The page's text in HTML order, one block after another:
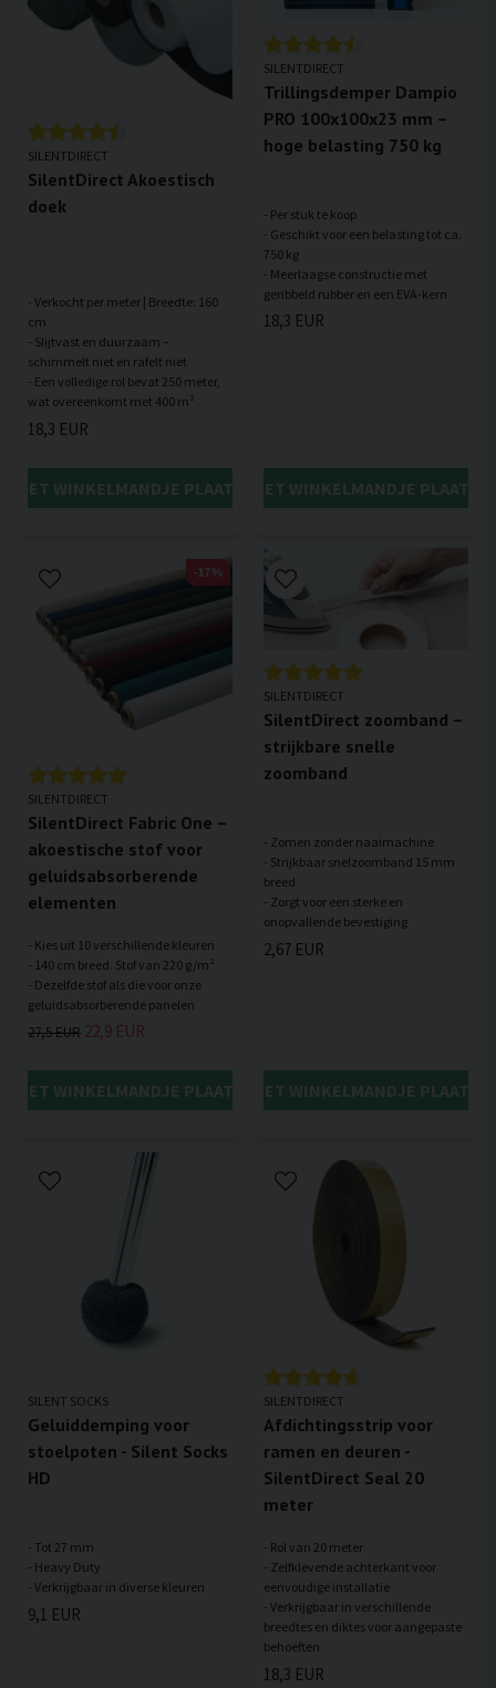
SILENTDIRECT
SilentDirect Akoestisch
doek
- Verkocht per meter | Breedte: 160
cm
- Slijtvast en duurzaam –
schimmelt niet en rafelt niet
- Een volledige rol bevat 250 meter,
18,3 EUR
HET WINKELMANDJE PLAATSEN
SILENTDIRECT
Trillingsdemper Dampio
PRO 100x100x23 mm –
hoge belasting 750 kg
- Per stuk te koop
- Geschikt voor een belasting tot ca.
750 kg
- Meerlaagse constructie met
18,3 EUR
IN HET WINKELMANDJE
SILENTDIRECT
SilentDirect Fabric One –
akoestische stof voor
geluidsabsorberende
elementen
- Kies uit 10 verschillende kleuren
- 140 cm breed. Stof van 220 g/m²
- Dezelfde stof als die voor onze
27,5 EUR 22,9 EUR
HET WINKELMANDJE PLAATSEN
-17%
SILENTDIRECT
SilentDirect zoomband –
strijkbare snelle
zoomband
- Zomen zonder naaimachine
- Strijkbaar snelzoomband 15 mm
breed
- Zorgt voor een sterke en
2,67 EUR
IN HET WINKELMANDJE
SILENT SOCKS
Geluiddemping voor
stoelpoten - Silent Socks
HD
- Tot 27 mm
- Heavy Duty
9,1 EUR
SILENTDIRECT
Afdichtingsstrip voor
ramen en deuren -
SilentDirect Seal 20
meter
- Rol van 20 meter
- Zelfklevende achterkant voor
eenvoudige installatie
- Verkrijgbaar in verschillende
breedtes en diktes voor aangepaste
18,3 EUR